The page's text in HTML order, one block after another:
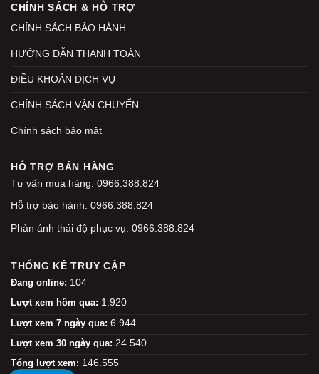
CHÍNH SÁCH & HỖ TRỢ
CHÍNH SÁCH BẢO HÀNH
HƯỚNG DẪN THANH TOÁN
ĐIỀU KHOẢN DỊCH VỤ
CHÍNH SÁCH VẬN CHUYỂN
Chính sách bảo mật
HỖ TRỢ BÁN HÀNG
Tư vấn mua hàng: 0966.388.824
Hỗ trợ bảo hành: 0966.388.824
Phản ánh thái độ phục vụ: 0966.388.824
THỐNG KÊ TRUY CẬP
Đang online: 104
Lượt xem hôm qua: 1.920
Lượt xem 7 ngày qua: 6.944
Lượt xem 30 ngày qua: 24.540
Tổng lượt xem: 146.555